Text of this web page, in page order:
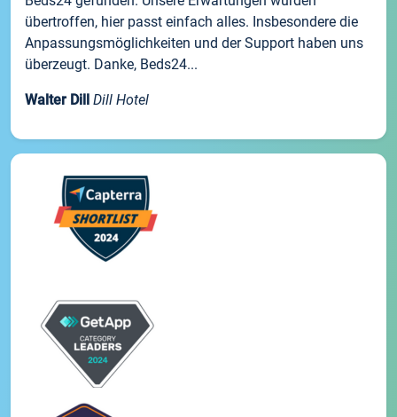
übertroffen, hier passt einfach alles. Insbesondere die
Anpassungsmöglichkeiten und der Support haben uns
überzeugt. Danke, Beds24...
Walter Dill Dill Hotel